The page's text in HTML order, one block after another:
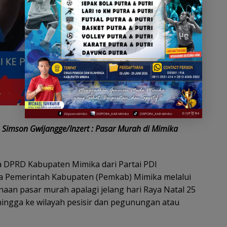
Gwijangge/Inzert : Pasar Murah di Mimika
Kabupaten Mimika dari Partai PDI
Pemerintah Kabupaten (Pemkab) Mimika melalui
pasar murah apalagi jelang hari Raya Natal 25
ke wilayah pesisir dan pegunungan atau